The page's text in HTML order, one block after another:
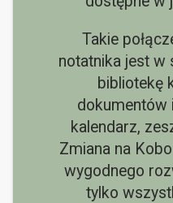
Takie
notatnika jest w
bibliotekę
dokumentów
kalendarz,
Zmiana na
wygodnego
tylko